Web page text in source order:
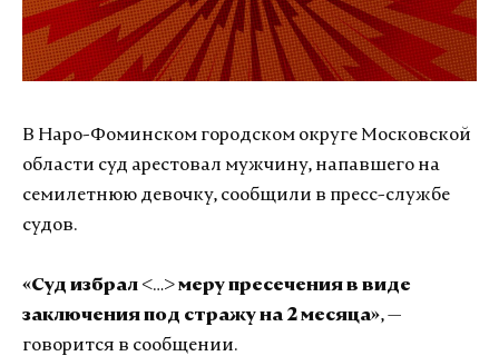
В Наро-Фоминском городском округе Московской
области суд арестовал мужчину, напавшего на
семилетнюю девочку, сообщили в пресс-службе
судов.
«Суд избрал <…> меру пресечения в виде
заключения под стражу на 2 месяца», —
говорится в сообщении.